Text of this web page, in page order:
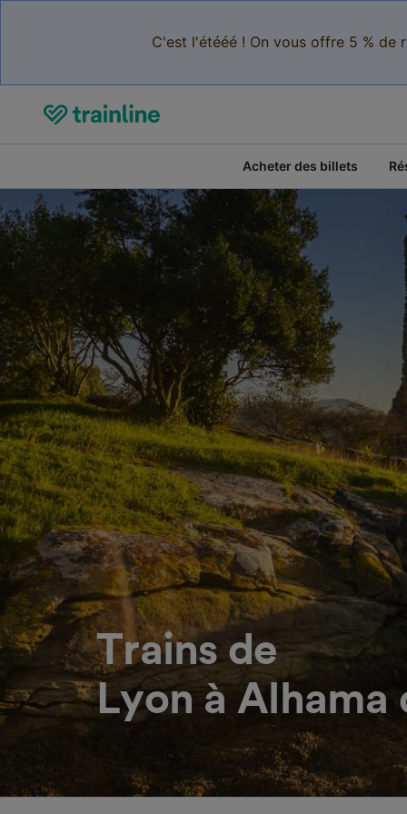
C'est l'étééé ! On vous offre 5 % de
Acheter des billets
Trains de
Lyon à Alhama